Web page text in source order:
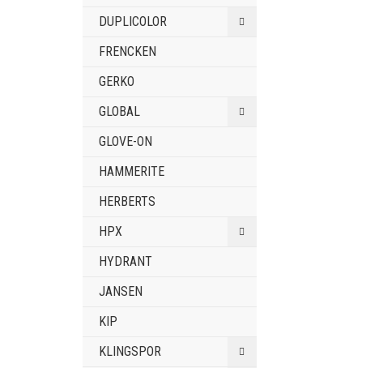
DUPLICOLOR
FRENCKEN
GERKO
GLOBAL
GLOVE-ON
HAMMERITE
HERBERTS
HPX
HYDRANT
JANSEN
KIP
KLINGSPOR